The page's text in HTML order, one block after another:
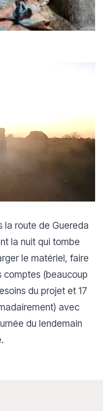
la route de Guereda
la nuit qui tombe
le matériel, faire
comptes (beaucoup
du projet et 17
avec
du lendemain